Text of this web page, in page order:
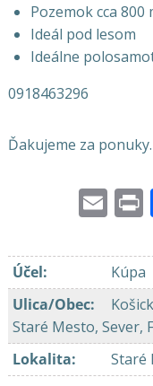
Pozemok cca 800
Ideál pod lesom
Ideálne
0918463296
Ďakujeme za ponuky.
Účel:
Kúpa
Ulica/Obec:
Staré Mesto, Sever,
Lokalita: Staré